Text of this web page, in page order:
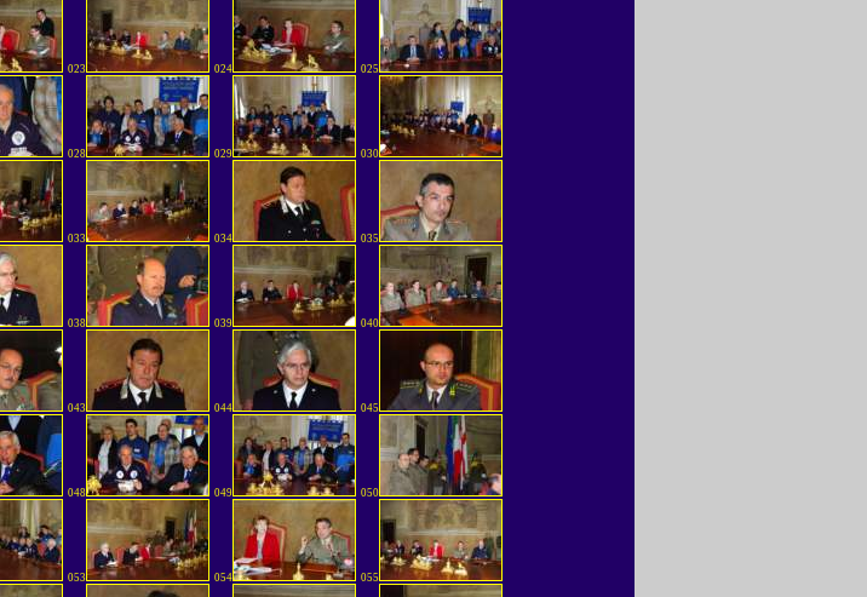
023 024 025
028 029 030
033 034 035
038 039 040
043 044 045
048 049 050
053 054 055